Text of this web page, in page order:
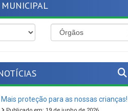
Mais proteção para as nossas crianças!